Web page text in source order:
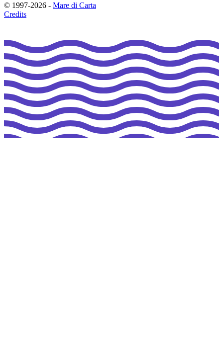
© 1997-2026 - Mare di Carta
Credits